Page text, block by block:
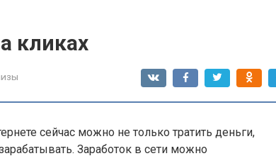
кликах
сейчас можно не только тратить деньги,
Заработок в сети можно